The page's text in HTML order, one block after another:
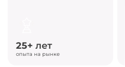
25+ лет
опыта на рынке